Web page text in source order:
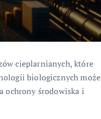
cieplarnianych, które
biologicznych może
ochrony środowiska i